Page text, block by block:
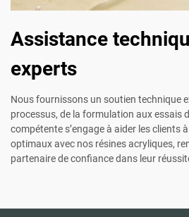
Assistance
experts
Nous fournissons un soutien technique
processus, de la formulation aux essais
compétente s’engage à aider les clients
optimaux avec nos résines acryliques,
partenaire de confiance dans leur